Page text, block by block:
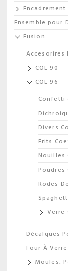
Ensemble pour
Fusion
Accesorires
COE 90
COE 96
Confetti
Divers
Frits
Nouilles
Poudres
Rodes
Verre
Décalques
Four À Verre
Moules,